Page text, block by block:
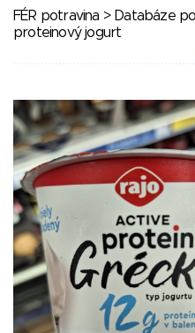
FÉR potravina > Databáze
proteinový jogurt